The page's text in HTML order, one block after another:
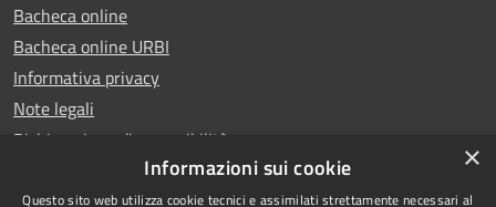
Bacheca online
Bacheca online URBI
Informativa privacy
Note legali
Dichiarazione di accessibilità
×
Informazioni sui cookie
Questo sito web utilizza cookie tecnici e assimilati strettamente necessari al